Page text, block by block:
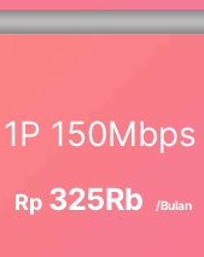
1P 150Mbps
Rp 325Rb /Bulan